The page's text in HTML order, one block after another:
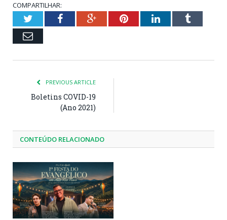
COMPARTILHAR:
TwitterFacebookGoogle+PinterestLinkedInTumblr
Email
PREVIOUS ARTICLE
Boletins COVID-19
(Ano 2021)
CONTEÚDO RELACIONADO